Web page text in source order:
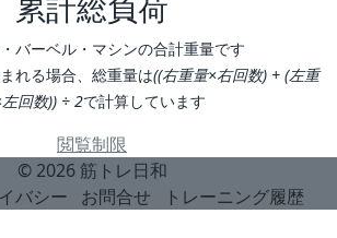
バーベル・マシンの合計重量です
れる場合、総重量は((右重量×右回数) + (左重
回数)) ÷ 2で計算しています
閲覧制限
© 2026 筋トレ日和
バシー お問合せ トレーニング履歴